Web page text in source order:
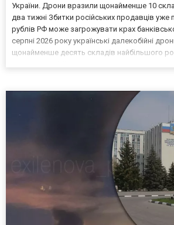
України. Дрони вразили щонайменше 10
два тижні Збитки російських продавців
рублів РФ може загрожувати крах
серпні 2026 року українські далекобійні
щонайменше десять складів найбільшого